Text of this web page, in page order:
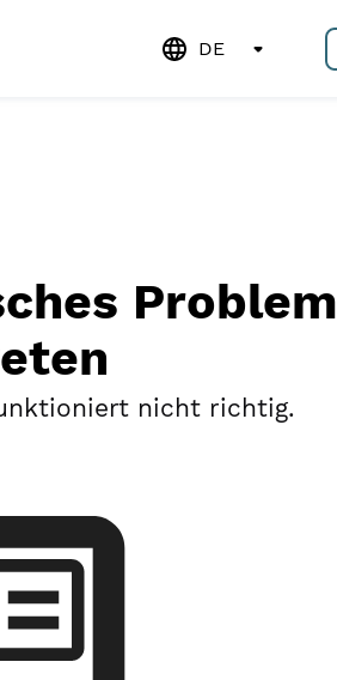
DE
Problem
nicht richtig.